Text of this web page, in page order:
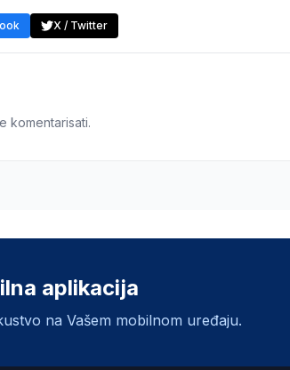
X / Twitter
komentarisati.
aplikacija
na Vašem mobilnom uređaju.